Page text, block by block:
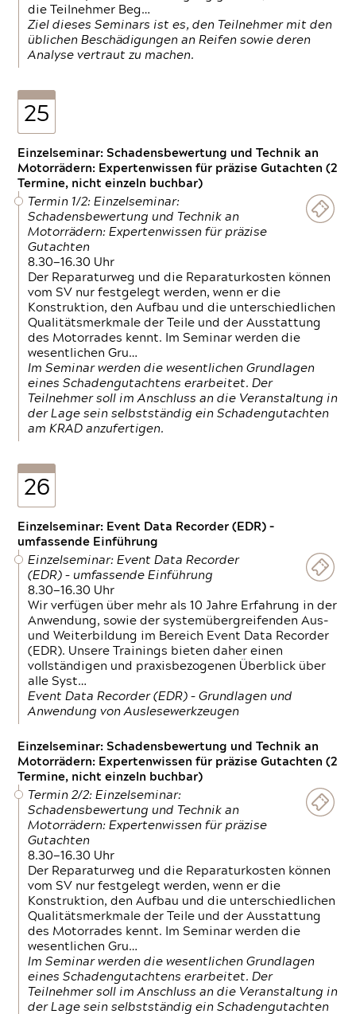
die Teilnehmer Beg…
Ziel dieses Seminars ist es, den Teilnehmer mit den
üblichen Beschädigungen an Reifen sowie deren
Analyse vertraut zu machen.
25
Einzelseminar: Schadensbewertung und Technik an
Motorrädern: Expertenwissen für präzise Gutachten (2
Termine, nicht einzeln buchbar)
Termin 1/2: Einzelseminar:
Schadensbewertung und Technik an
Motorrädern: Expertenwissen für präzise
Gutachten
8.30—16.30 Uhr
Der Reparaturweg und die Reparaturkosten können
vom SV nur festgelegt werden, wenn er die
Konstruktion, den Aufbau und die unterschiedlichen
Qualitätsmerkmale der Teile und der Ausstattung
des Motorrades kennt. Im Seminar werden die
wesentlichen Gru…
Im Seminar werden die wesentlichen Grundlagen
eines Schadengutachtens erarbeitet. Der
Teilnehmer soll im Anschluss an die Veranstaltung in
der Lage sein selbstständig ein Schadengutachten
am KRAD anzufertigen.
26
Einzelseminar: Event Data Recorder (EDR) –
umfassende Einführung
Einzelseminar: Event Data Recorder
(EDR) – umfassende Einführung
8.30—16.30 Uhr
Wir verfügen über mehr als 10 Jahre Erfahrung in der
Anwendung, sowie der systemübergreifenden Aus-
und Weiterbildung im Bereich Event Data Recorder
(EDR). Unsere Trainings bieten daher einen
vollständigen und praxisbezogenen Überblick über
alle Syst…
Event Data Recorder (EDR) – Grundlagen und
Anwendung von Auslesewerkzeugen
Einzelseminar: Schadensbewertung und Technik an
Motorrädern: Expertenwissen für präzise Gutachten (2
Termine, nicht einzeln buchbar)
Termin 2/2: Einzelseminar:
Schadensbewertung und Technik an
Motorrädern: Expertenwissen für präzise
Gutachten
8.30—16.30 Uhr
Der Reparaturweg und die Reparaturkosten können
vom SV nur festgelegt werden, wenn er die
Konstruktion, den Aufbau und die unterschiedlichen
Qualitätsmerkmale der Teile und der Ausstattung
des Motorrades kennt. Im Seminar werden die
wesentlichen Gru…
Im Seminar werden die wesentlichen Grundlagen
eines Schadengutachtens erarbeitet. Der
Teilnehmer soll im Anschluss an die Veranstaltung in
der Lage sein selbstständig ein Schadengutachten